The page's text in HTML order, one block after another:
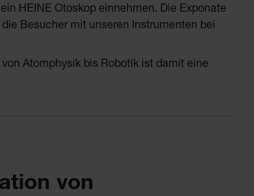
HEINE Otoskop einnehmen. Die Exponate
Besucher mit unseren Instrumenten bei
Atomphysik bis Robotik ist damit eine
von